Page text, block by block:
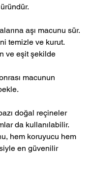
aşı macunu sür.
temizle ve kurut.
ve eşit şekilde
macunun
doğal reçineler
da kullanılabilir.
hem koruyucu hem
en güvenilir